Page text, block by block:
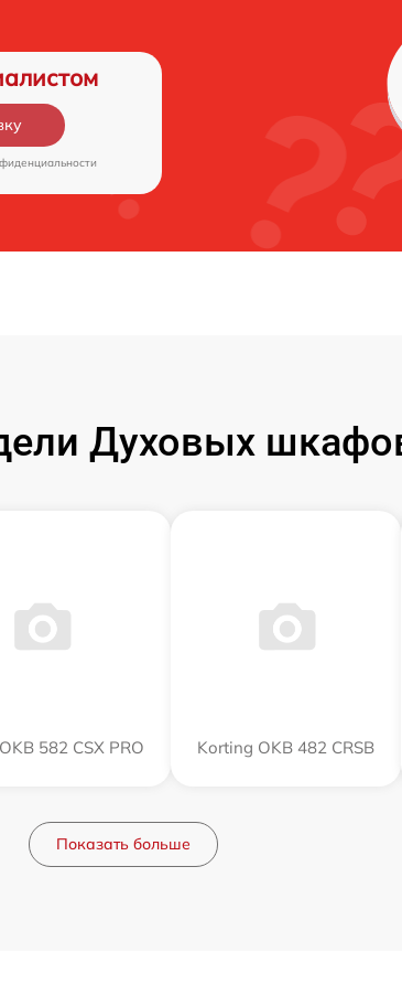
Духовых
582 CSX PRO Korting OKB 482 CRSB
Показать больше